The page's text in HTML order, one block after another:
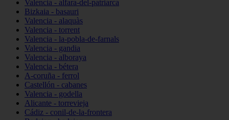
Valencia - alfara-del-patriarca
Bizkaia - basauri
Valencia - alaquàs
Valencia - torrent
Valencia - la-pobla-de-farnals
Valencia - gandia
Valencia - alboraya
Valencia - bétera
A-coruña - ferrol
Castellón - cabanes
Valencia - godella
Alicante - torrevieja
Cádiz - conil-de-la-frontera